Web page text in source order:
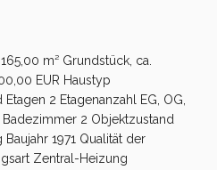
m² Grundstück, ca.
EUR Haustyp
2 Etagenanzahl EG, OG,
2 Objektzustand
1971 Qualität der
Zentral-Heizung